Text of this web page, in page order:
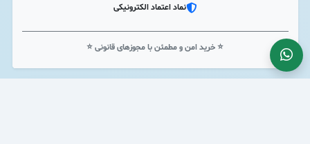
نماد اعتماد الکترونیکی
⭐ خرید امن و مطمئن با مجوزهای قانونی ⭐